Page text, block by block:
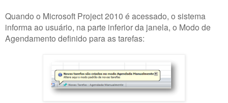
Quando o Microsoft Project 2010 é acessado, o sistema
informa ao usuário, na parte inferior da janela, o Modo de
Agendamento definido para as tarefas: